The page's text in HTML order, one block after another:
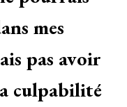
mes
pas avoir
culpabilité